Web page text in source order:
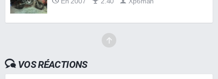
VOS RÉACTIONS